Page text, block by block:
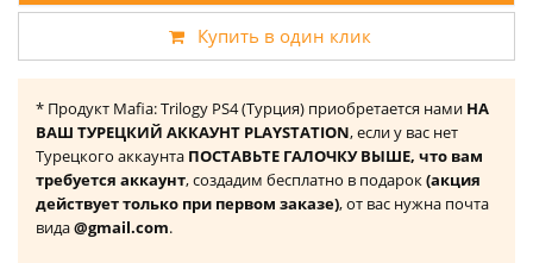
Купить в один клик
* Продукт Mafia: Trilogy PS4 (Турция) приобретается нами НА
ВАШ ТУРЕЦКИЙ АККАУНТ PLAYSTATION, если у вас нет
Турецкого аккаунта ПОСТАВЬТЕ ГАЛОЧКУ ВЫШЕ, что вам
требуется аккаунт, создадим бесплатно в подарок(акция
действует только при первом заказе), от вас нужна почта
вида@gmail.com.